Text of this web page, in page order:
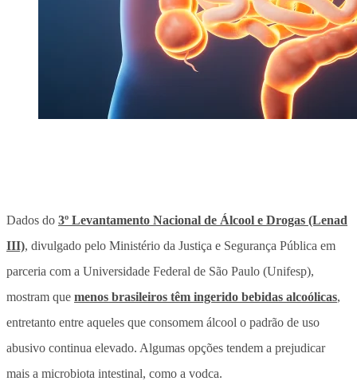
Dados do 3º Levantamento Nacional de Álcool e Drogas (Lenad
III), divulgado pelo Ministério da Justiça e Segurança Pública em
parceria com a Universidade Federal de São Paulo (Unifesp),
mostram que menos brasileiros têm ingerido bebidas alcoólicas,
entretanto entre aqueles que consomem álcool o padrão de uso
abusivo continua elevado. Algumas opções tendem a prejudicar
mais a microbiota intestinal, como a vodca.